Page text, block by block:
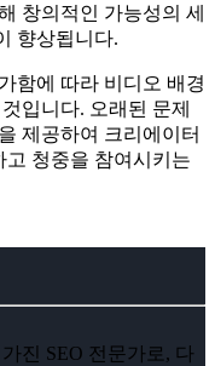
창의적인 가능성의 세
향상됩니다.
함에 따라 비디오 배경
입니다. 오래된 문제
제공하여 크리에이터
고 청중을 참여시키는
진 SEO 전문가로, 다